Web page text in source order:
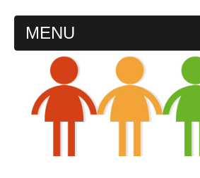
MENU
Startseite
Schule
Leitbild
Schulprogramm
Schulregeln
Schulgeschichte